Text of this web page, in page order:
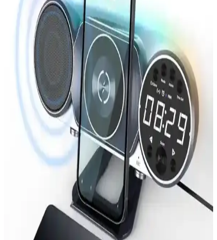
Modern tasarımlı taşınabilir yaz fanları, hafif ve pratik kullanımıyla
seyahat ve ofis ortamlarında serinlik sağlar, şık görünümleriyle de
dikkat çeker.
Modern Şarj Standları: Çoklu Cihazlar İçin Pratik
ve Yenilikçi Çözüm Seçenekleri
Gelişmiş şarj standları, çoklu cihaz desteği ve kablosuz özellikleriyle
kullanım kolaylığı sağlar, kablo karmaşasını azaltır ve taşınabilirlik
Taşınabilir Hoparlör Seçiminde Dikkat Edilmesi
Gereken Temel Özellikler ve En Güncel Modeller
Gelişen teknolojilerle taşınabilir hoparlörler, hafif tasarımı ve
dayanıklılığıyla öne çıkıyor. Bluetooth ve diğer bağlantı
seçenekleriyle çeşitli kullanım alanlarına uygun modeller bulunuyor.
JBL Taşınabilir Hoparlörlerin Özellikleri ve
Kullanım Alanları Analizi
JBL’in taşınabilir hoparlörleri yüksek ses çıkışı ve netliğiyle bilinir.
Modelleri, düşük frekans performansı ve kullanım alanlarına göre
çeşitli özellikler sunar, kullanıcı memnuniyetini artırır.